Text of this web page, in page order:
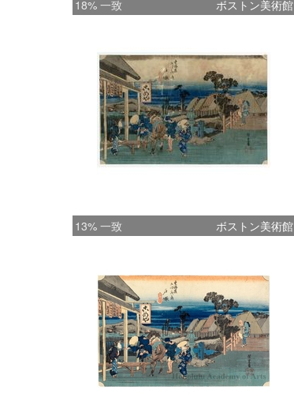
18% 一致 ボストン美術館
13% 一致 ボストン美術館